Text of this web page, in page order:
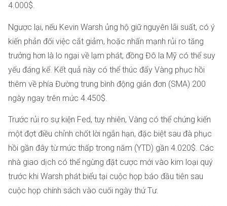
4.000$.
Ngược lại, nếu Kevin Warsh ủng hộ giữ nguyên lãi suất, có ý
kiến phản đối việc cắt giảm, hoặc nhấn mạnh rủi ro tăng
trưởng hơn là lo ngại về lạm phát, đồng Đô la Mỹ có thể suy
yếu đáng kể. Kết quả này có thể thúc đẩy Vàng phục hồi
thêm về phía Đường trung bình động giản đơn (SMA) 200
ngày ngay trên mức 4.450$.
Trước rủi ro sự kiện Fed, tuy nhiên, Vàng có thể chứng kiến
một đợt điều chỉnh chốt lời ngắn hạn, đặc biệt sau đà phục
hồi gần đây từ mức thấp trong năm (YTD) gần 4.020$. Các
nhà giao dịch có thể ngừng đặt cược mới vào kim loại quý
trước khi Warsh phát biểu tại cuộc họp báo đầu tiên sau
cuộc họp chính sách vào cuối ngày thứ Tư.